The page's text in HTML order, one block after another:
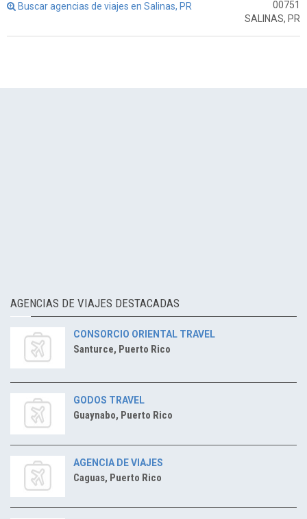
Buscar agencias de viajes en Salinas, PR
00751
SALINAS, PR
AGENCIAS DE VIAJES DESTACADAS
CONSORCIO ORIENTAL TRAVEL
Santurce, Puerto Rico
GODOS TRAVEL
Guaynabo, Puerto Rico
AGENCIA DE VIAJES
Caguas, Puerto Rico